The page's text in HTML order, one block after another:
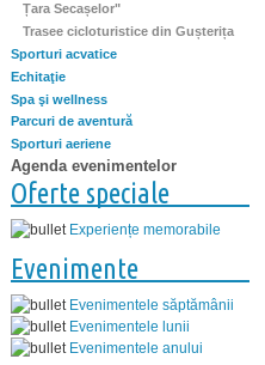
Țara Secașelor"
Trasee cicloturistice din Gușterița
Sporturi acvatice
Echitaţie
Spa şi wellness
Parcuri de aventură
Sporturi aeriene
Agenda evenimentelor
Oferte speciale
Experiențe memorabile
Evenimente
Evenimentele săptămânii
Evenimentele lunii
Evenimentele anului